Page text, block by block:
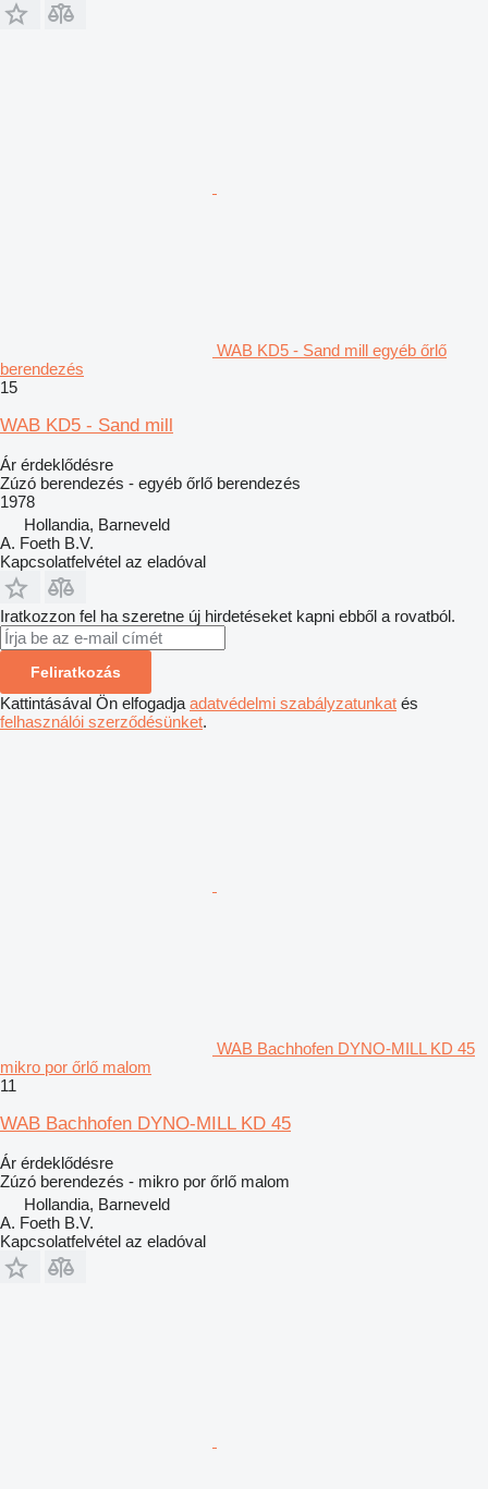
WAB KD5 - Sand mill egyéb őrlő
berendezés
15
WAB KD5 - Sand mill
Ár érdeklődésre
Zúzó berendezés - egyéb őrlő berendezés
1978
Hollandia, Barneveld
A. Foeth B.V.
Kapcsolatfelvétel az eladóval
Iratkozzon fel ha szeretne új hirdetéseket kapni ebből a rovatból.
Feliratkozás
Kattintásával Ön elfogadja adatvédelmi szabályzatunkat és
felhasználói szerződésünket.
WAB Bachhofen DYNO-MILL KD 45
mikro por őrlő malom
11
WAB Bachhofen DYNO-MILL KD 45
Ár érdeklődésre
Zúzó berendezés - mikro por őrlő malom
Hollandia, Barneveld
A. Foeth B.V.
Kapcsolatfelvétel az eladóval